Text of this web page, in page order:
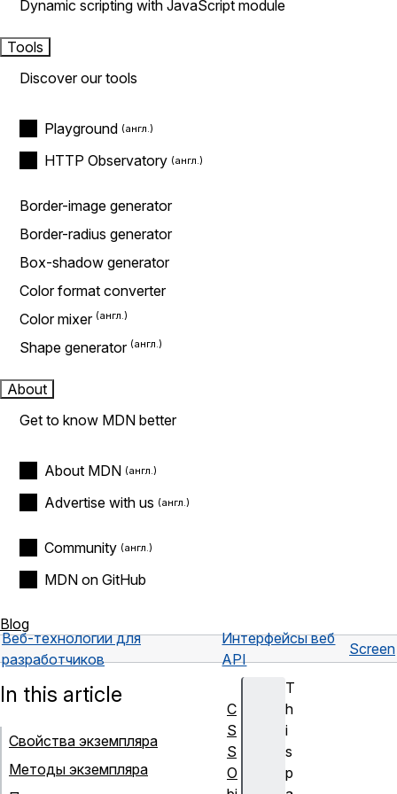
Dynamic scripting with JavaScript module
Tools
Discover our tools
Playground
HTTP Observatory
Border-image generator
Border-radius generator
Box-shadow generator
Color format converter
Color mixer
Shape generator
About
Get to know MDN better
About MDN
Advertise with us
Community
MDN on GitHub
Blog
Веб-технологии для
разработчиков
Интерфейсы веб
API
Screen
T
h
i
s
p
In this article
Свойства экземпляра
Методы экземпляра
C
S
S
O